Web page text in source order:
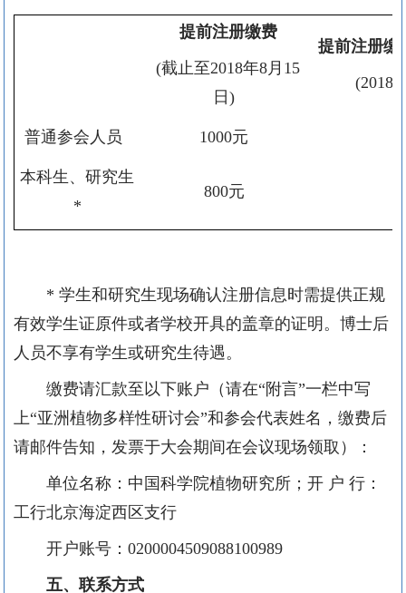
提前注册缴费
(截止至2018年8月15
日)
提前注册缴
(2018
普通参会人员 1000元
本科生、研究生
*
800元
* 学生和研究生现场确认注册信息时需提供正规
有效学生证原件或者学校开具的盖章的证明。博士后
人员不享有学生或研究生待遇。
缴费请汇款至以下账户（请在“附言”一栏中写
上“亚洲植物多样性研讨会”和参会代表姓名，缴费后
请邮件告知，发票于大会期间在会议现场领取）：
单位名称：中国科学院植物研究所；开 户 行：
工行北京海淀西区支行
开户账号：0200004509088100989
五、联系方式